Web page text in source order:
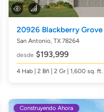
20926 Blackberry Grove
San Antonio, TX 78264
desde $193,999
4 Hab| 2 Bñ | 2 Gr | 1,600 sq. ft.
Construyendo Ahora